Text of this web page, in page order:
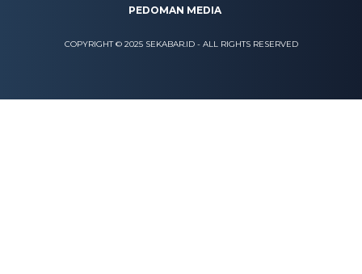
PEDOMAN MEDIA
COPYRIGHT © 2025 SEKABAR.ID - ALL RIGHTS RESERVED